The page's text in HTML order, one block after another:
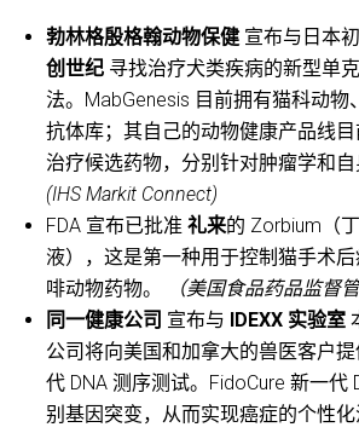
勃林格殷格翰动物保健 宣布与日本
创世纪 寻找治疗犬类疾病的新型单
法。MabGenesis 目前拥有猫科动物
抗体库；其自己的动物健康产品线
治疗候选药物，分别针对肿瘤学和自
(IHS Markit Connect)
FDA 宣布已批准礼来的 Zorbium（
液），这是第一种用于控制猫手术
啡动物药物。
（美国食品药品监督
同一健康公司 宣布与 IDEXX 实验室
公司将向美国和加拿大的兽医客户
代 DNA 测序测试。FidoCure 新一代
别基因突变，从而实现癌症的个性化